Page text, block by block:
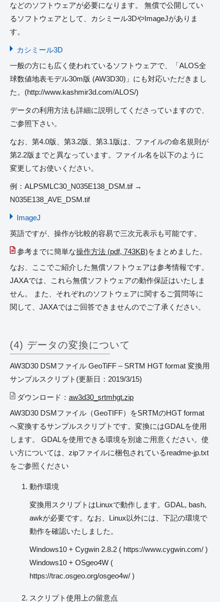
などのソフトウェアが必要になります。 無償で公開してい
るソフトウェアとして、カシミール3DやImageJがありま
す。
カシミール3D
一般の方にも広く使われているソフトウェアで、「ALOS全
球数値地表モデル30m版 (AW3D30)」にも対応いただきまし
た。(http://www.kashmir3d.com/ALOS/)
データの利用方法も詳細に説明してくださっていますので、
ご参照下さい。
なお、第4.0版、第3.2版、第3.1版は、ファイルの命名規則が
第2.2版までと異なっています。ファイル名を以下のように
変更してお使いください。
例：ALPSMLC30_N035E138_DSM.tif →
N035E138_AVE_DSM.tif
ImageJ
英語ですが、操作が比較的容易で三次元表示も可能です。
参考までに簡単な操作方法 (pdf, 743KB)をまとめました。
なお、ここでご紹介した無償ソフトウェアは参考情報です。
JAXAでは、これら無償ソフトウェアの動作保証はいたしま
せん。 また、それぞれのソフトウェアに関するご質問等に
関して、JAXAではご回答できませんのでご了承ください。
(4) データの変換について
AW3D30 DSMファイル GeoTiFF – SRTM HGT format 変換用
サンプルスクリプト(更新日：2019/3/15)
ダウンロード： aw3d30_srtmhgt.zip
AW3D30 DSMファイル（GeoTIFF）をSRTMのHGT format
へ変換するサンプルスクリプトです。変換にはGDALを使用
します。 GDALを使用できる環境を別途ご用意ください。使
い方については、zipファイルに梱包されているreadme-jp.txt
をご参照ください
動作環境
変換用スクリプトはLinuxで動作します。GDAL, bash,
awkが必要です。なお、Linux以外には、下記の環境で
動作を確認いたしました。
Windows10 + Cygwin 2.8.2 ( https://www.cygwin.com/ )
Windows10 + OSgeo4W (
https://trac.osgeo.org/osgeo4w/ )
スクリプト使用上の留意点